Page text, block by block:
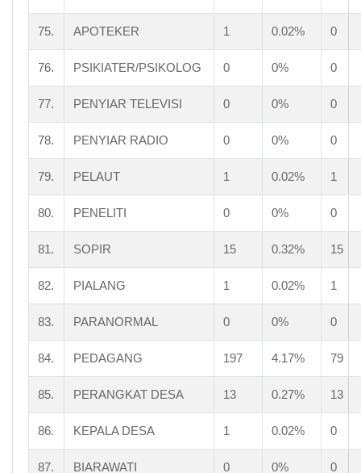
75. APOTEKER 1 0.02% 0
76. PSIKIATER/PSIKOLOG 0 0% 0
77. PENYIAR TELEVISI 0 0% 0
78. PENYIAR RADIO 0 0% 0
79. PELAUT 1 0.02% 1
80. PENELITI 0 0% 0
81. SOPIR 15 0.32% 15
82. PIALANG 1 0.02% 1
83. PARANORMAL 0 0% 0
84. PEDAGANG 197 4.17% 79
85. PERANGKAT DESA 13 0.27% 13
86. KEPALA DESA 1 0.02% 0
87. BIARAWATI 0 0% 0